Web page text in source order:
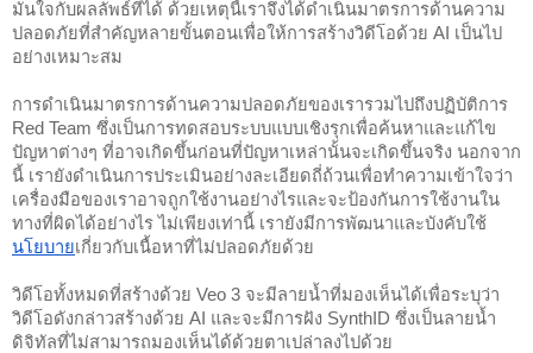
มั่นใจกับผลลัพธ์ที่ได้ ด้วยเหตุนี้เราจึงได้ดำเนินมาตรการด้านความ
ปลอดภัยที่สำคัญหลายขั้นตอนเพื่อให้การสร้างวิดีโอด้วย AI เป็นไป
อย่างเหมาะสม
การดำเนินมาตรการด้านความปลอดภัยของเรารวมไปถึงปฏิบัติการ
Red Team ซึ่งเป็นการทดสอบระบบแบบเชิงรุกเพื่อค้นหาและแก้ไข
ปัญหาต่างๆ ที่อาจเกิดขึ้นก่อนที่ปัญหาเหล่านั้นจะเกิดขึ้นจริง นอกจาก
นี้ เรายังดำเนินการประเมินอย่างละเอียดถี่ถ้วนเพื่อทำความเข้าใจว่า
เครื่องมือของเราอาจถูกใช้งานอย่างไรและจะป้องกันการใช้งานใน
ทางที่ผิดได้อย่างไร ไม่เพียงเท่านี้ เรายังมีการพัฒนาและบังคับใช้
นโยบายเกี่ยวกับเนื้อหาที่ไม่ปลอดภัยด้วย
วิดีโอทั้งหมดที่สร้างด้วย Veo 3 จะมีลายน้ำที่มองเห็นได้เพื่อระบุว่า
วิดีโอดังกล่าวสร้างด้วย AI และจะมีการฝัง SynthID ซึ่งเป็นลายน้ำ
ดิจิทัลที่ไม่สามารถมองเห็นได้ด้วยตาเปล่าลงไปด้วย